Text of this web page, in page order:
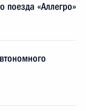
поезда «Аллегро»